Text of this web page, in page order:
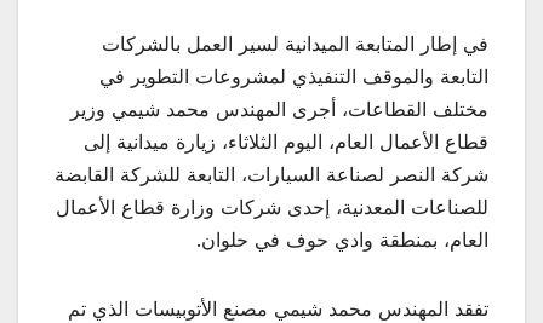
في إطار المتابعة الميدانية لسير العمل بالشركات
التابعة والموقف التنفيذي لمشروعات التطوير في
مختلف القطاعات، أجرى المهندس محمد شيمي وزير
قطاع الأعمال العام، اليوم الثلاثاء، زيارة ميدانية إلى
شركة النصر لصناعة السيارات، التابعة للشركة القابضة
للصناعات المعدنية، إحدى شركات وزارة قطاع الأعمال
العام، بمنطقة وادي حوف في حلوان.
تفقد المهندس محمد شيمي مصنع الأتوبيسات الذي تم